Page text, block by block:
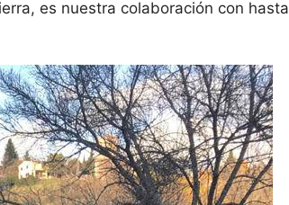
es nuestra colaboración con hasta